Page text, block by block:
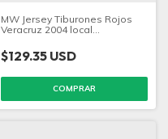
MW Jersey Tiburones Rojos
Veracruz 2004 local
$129.35 USD
COMPRAR